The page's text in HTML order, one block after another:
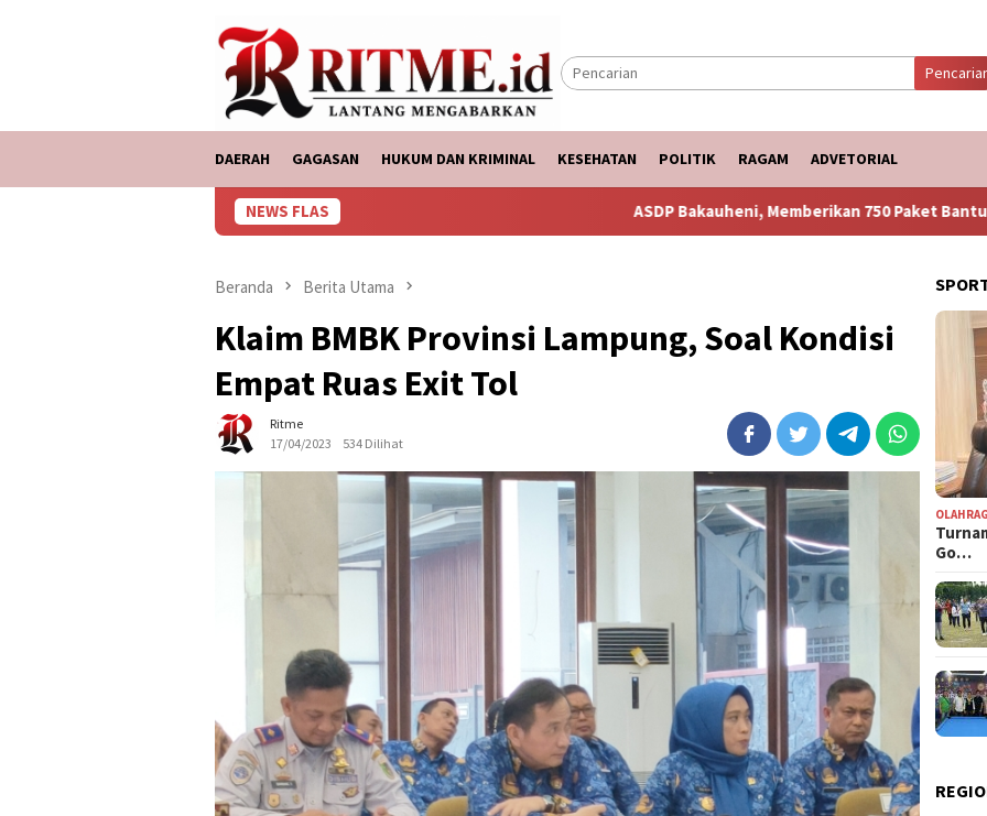
DAERAH GAGASAN HUKUM DAN KRIMINAL KESEHATAN POLITIK RAGAM ADVETORIAL
NEWS FLAS ASDP Bakauheni, Memberikan 750 Paket Bantuan Ke Korban
Beranda Berita Utama
Klaim BMBK Provinsi Lampung, Soal Kondisi
Empat Ruas Exit Tol
Ritme
17/04/2023
534 Dilihat
Go…